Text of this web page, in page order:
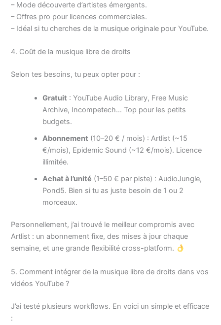
– Mode découverte d’artistes émergents.
– Offres pro pour licences commerciales.
– Idéal si tu cherches de la musique originale pour YouTube.
4. Coût de la musique libre de droits
Selon tes besoins, tu peux opter pour :
Gratuit : YouTube Audio Library, Free Music
Archive, Incompetech… Top pour les petits
budgets.
Abonnement (10–20 € / mois) : Artlist (~15
€/mois), Epidemic Sound (~12 €/mois). Licence
illimitée.
Achat à l’unité (1–50 € par piste) : AudioJungle,
Pond5. Bien si tu as juste besoin de 1 ou 2
morceaux.
Personnellement, j’ai trouvé le meilleur compromis avec
Artlist : un abonnement fixe, des mises à jour chaque
semaine, et une grande flexibilité cross-platform.
5. Comment intégrer de la musique libre de droits dans vos
vidéos YouTube ?
J’ai testé plusieurs workflows. En voici un simple et efficace
: